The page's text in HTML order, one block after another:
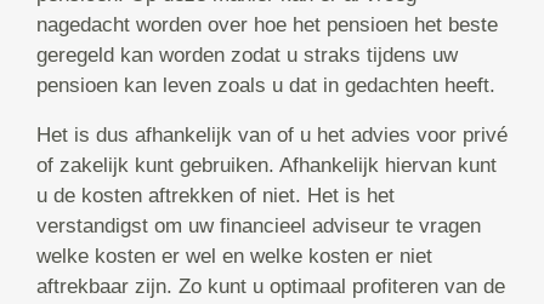
nagedacht worden over hoe het pensioen het beste
geregeld kan worden zodat u straks tijdens uw
pensioen kan leven zoals u dat in gedachten heeft.
Het is dus afhankelijk van of u het advies voor privé
of zakelijk kunt gebruiken. Afhankelijk hiervan kunt
u de kosten aftrekken of niet. Het is het
verstandigst om uw financieel adviseur te vragen
welke kosten er wel en welke kosten er niet
aftrekbaar zijn. Zo kunt u optimaal profiteren van de